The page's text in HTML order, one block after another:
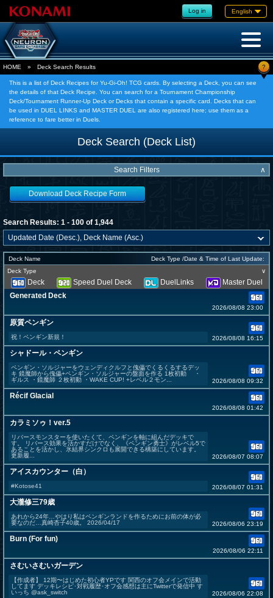
Log in English
HOME » Deck Search Results ?
This is a list of Deck Recipes for Yu-Gi-Oh! TCG cards. By selecting a Deck, you can see
the details of that Deck Recipe. You can search for a Tournament Championship
Deck/Tournament Runner-Up Deck or Decks that contain a specific card. Decks that can
be used in DUEL LINKS and MASTER DUEL are also registered here; use them as a
reference to fare better in Duels.
Deck Search (Deck List)
Search Filters ∧
Download Deck Recipe Form
Search Results: 1 - 100 of 1,944
Deck Name
Deck Type /Date & Time of Last Update:
Deck Type
∨
Deck Speed Duel Deck DuelLinks
Master Duel
Generated Deck
2026/08/08 23:00
原質ペンギン
祝！ペンギン新規！ 2026/08/08 16:15
シャドール・ペンギン
ペンギン・ソルジャーをウェンディクルフと傀儡でくるくるするデッ
キ 鏡魔師から傀儡+ペンギン・ソルジャーの盤面を作る 1枚初動 ・
ギルス ・鏡魔師 ２枚初動 ・WAKE CUP! +レベル２モン...
2026/08/08 09:32
Récif Glacial
2026/08/08 01:42
カラミソゥ！ver.5
リバースモンスターを使いたくて、ペンギンを軸に組んだデッキで
す。 リバース効果を活かすだけでなく、《ペンギン勇士》がレベル5で
あることを活かし、氷結界シンクロも展開できる構築にしています。
更新履...
2026/08/07 08:07
アイスカウンター（白）
#Kotose41 2026/08/07 01:31
大瀧修三79歳
あれから24年…やはり私はペンギンランドを作るためにお前の体が必
要なのだ…真崎杏子40歳。 2026/04/17
2026/08/06 23:19
Burn (For fun)
2026/08/06 22:11
さむいさむいガーデン
【作成者】 12期〜はじめた初心者YPです 関西のオフ会メインで活動
してます デッキレシピ･対戦履歴･オフ会感想は主にTwitterで発信中 す
いっち @ask_switch
2026/08/06 22:08